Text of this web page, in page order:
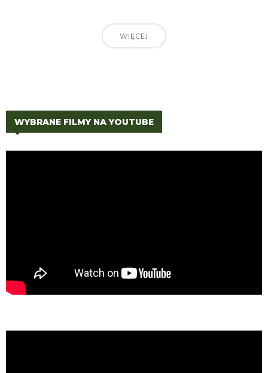
WIĘCEJ
WYBRANE FILMY NA YOUTUBE